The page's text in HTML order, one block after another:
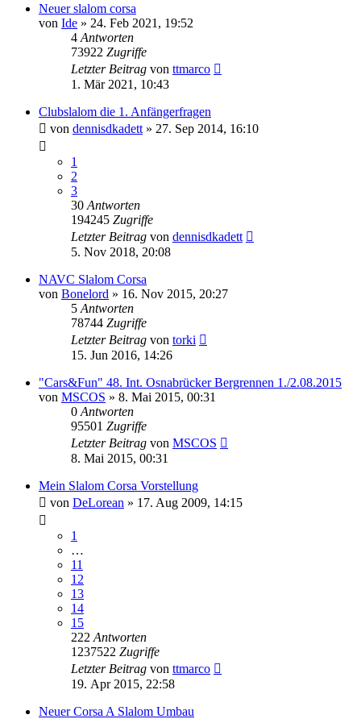
Neuer slalom corsa
von Ide » 24. Feb 2021, 19:52
4 Antworten
73922 Zugriffe
Letzter Beitrag von ttmarco
1. Mär 2021, 10:43
Clubslalom die 1. Anfängerfragen
von dennisdkadett » 27. Sep 2014, 16:10
1
2
3
30 Antworten
194245 Zugriffe
Letzter Beitrag von dennisdkadett
5. Nov 2018, 20:08
NAVC Slalom Corsa
von Bonelord » 16. Nov 2015, 20:27
5 Antworten
78744 Zugriffe
Letzter Beitrag von torki
15. Jun 2016, 14:26
"Cars&Fun" 48. Int. Osnabrücker Bergrennen 1./2.08.2015
von MSCOS » 8. Mai 2015, 00:31
0 Antworten
95501 Zugriffe
Letzter Beitrag von MSCOS
8. Mai 2015, 00:31
Mein Slalom Corsa Vorstellung
von DeLorean » 17. Aug 2009, 14:15
1
…
11
12
13
14
15
222 Antworten
1237522 Zugriffe
Letzter Beitrag von ttmarco
19. Apr 2015, 22:58
Neuer Corsa A Slalom Umbau